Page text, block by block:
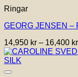
produkten
flera
De
olika
alternativen
kan
Ringar
GEORG JENSEN –
14,950 kr – 16,400 kr